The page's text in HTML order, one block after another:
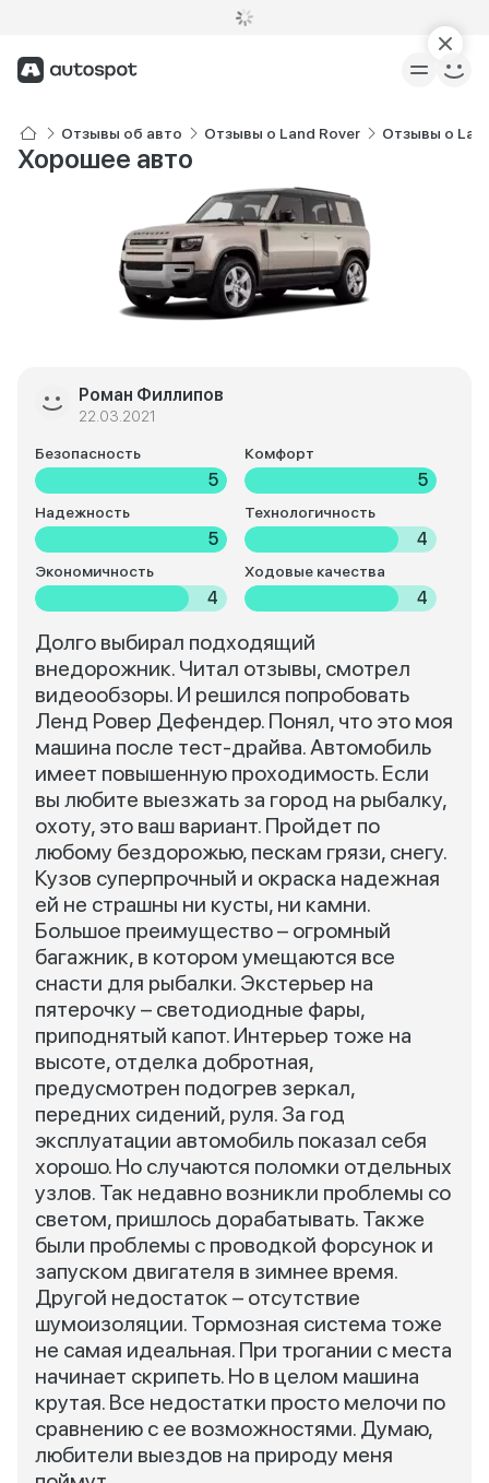
Отзывы об авто Отзывы о Land Rover Отзывы о
Хорошее авто
Роман Филлипов
22.03.2021
Безопасность
5
Комфорт
5
Надежность
5
Технологичность
4
Экономичность
4
Ходовые качества
4
Долго выбирал подходящий
внедорожник. Читал отзывы, смотрел
видеообзоры. И решился попробовать
Ленд Ровер Дефендер. Понял, что это моя
машина после тест-драйва. Автомобиль
имеет повышенную проходимость. Если
вы любите выезжать за город на рыбалку,
охоту, это ваш вариант. Пройдет по
любому бездорожью, пескам грязи, снегу.
Кузов суперпрочный и окраска надежная
ей не страшны ни кусты, ни камни.
Большое преимущество – огромный
багажник, в котором умещаются все
снасти для рыбалки. Экстерьер на
пятерочку – светодиодные фары,
приподнятый капот. Интерьер тоже на
высоте, отделка добротная,
предусмотрен подогрев зеркал,
передних сидений, руля. За год
эксплуатации автомобиль показал себя
хорошо. Но случаются поломки отдельных
узлов. Так недавно возникли проблемы со
светом, пришлось дорабатывать. Также
были проблемы с проводкой форсунок и
запуском двигателя в зимнее время.
Другой недостаток – отсутствие
шумоизоляции. Тормозная система тоже
не самая идеальная. При трогании с места
начинает скрипеть. Но в целом машина
крутая. Все недостатки просто мелочи по
сравнению с ее возможностями. Думаю,
любители выездов на природу меня